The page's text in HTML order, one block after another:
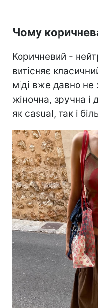
Чому
Коричневий -
витісняє
міді вже давно не
жіночна, зручна і
як casual, так і